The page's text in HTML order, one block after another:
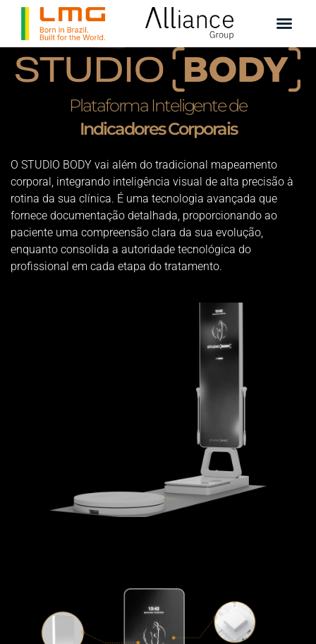
LANÇAMENTO!
Plataforma Inteligente de
Indicadores Corporais
O STUDIO BODY vai além do tradicional mapeamento
corporal, integrando inteligência visual de alta precisão à
rotina da sua clínica. É uma tecnologia avançada que
fornece documentação detalhada, proporcionando ao
paciente uma compreensão clara da sua evolução,
enquanto consolida a autoridade tecnológica do
profissional em cada etapa do tratamento.